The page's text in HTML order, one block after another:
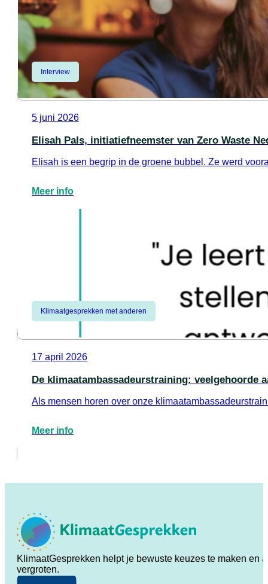
Interview
5 juni 2026
Elisah Pals, initiatiefneemster van Zero Waste
Elisah is een begrip in de groene bubbel. Ze werd
Meer info
Klimaatgesprekken met anderen
17 april 2026
De klimaatambassadeurstraining: veelgehoorde
Als mensen horen over onze
Meer info
KlimaatGesprekken helpt je bewuste keuzes te maken en
vergroten.